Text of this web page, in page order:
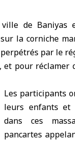
ville de Baniyas
la corniche
perpétrés par le
et pour
Les participants
leurs enfants et
dans ces
pancartes